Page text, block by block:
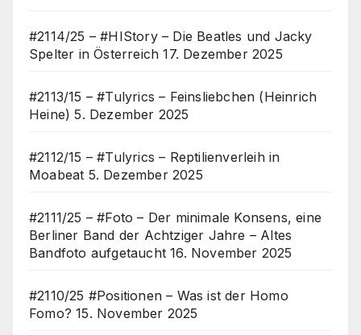
#2114/25 – #HIStory – Die Beatles und Jacky
Spelter in Österreich 17. Dezember 2025
#2113/15 – #Tulyrics – Feinsliebchen (Heinrich
Heine) 5. Dezember 2025
#2112/15 – #Tulyrics – Reptilienverleih in
Moabeat 5. Dezember 2025
#2111/25 – #Foto – Der minimale Konsens, eine
Berliner Band der Achtziger Jahre – Altes
Bandfoto aufgetaucht 16. November 2025
#2110/25 #Positionen – Was ist der Homo
Fomo? 15. November 2025